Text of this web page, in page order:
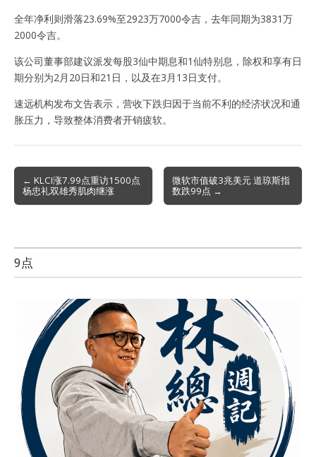
全年净利则滑落23.69%至2923万7000令吉，去年同期为3831万
2000令吉。
该公司董事部建议派发每股3仙中期息和1仙特别息，除权和享有日
期分别为2月20日和21日，以及在3月13日支付。
速远机构发布文告表示，营收下跌归因于当前不利的经济状况和通
胀压力，导致整体消费者开销疲软。
Post
navigation
← KLCI涨7.99点重访1500点
杨忠礼双雄秀肌肉继涨
微软市值破3兆美元 道琼斯指
数跌99点 →
9点